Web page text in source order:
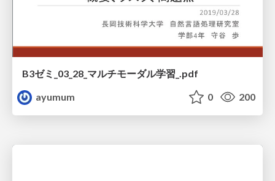
B3ゼミ_03_28_マルチモーダル学習_.pdf
ayumum
0 200